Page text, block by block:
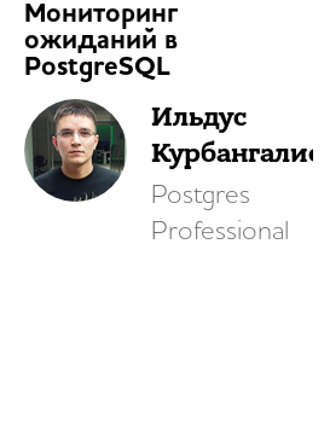
Мониторинг
ожиданий в
PostgreSQL
Ильдус
Курбангалиев
Postgres
Professional